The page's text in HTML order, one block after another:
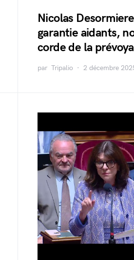
Nicolas
garantie aidants,
corde de la
par Tripalio 2 décembre